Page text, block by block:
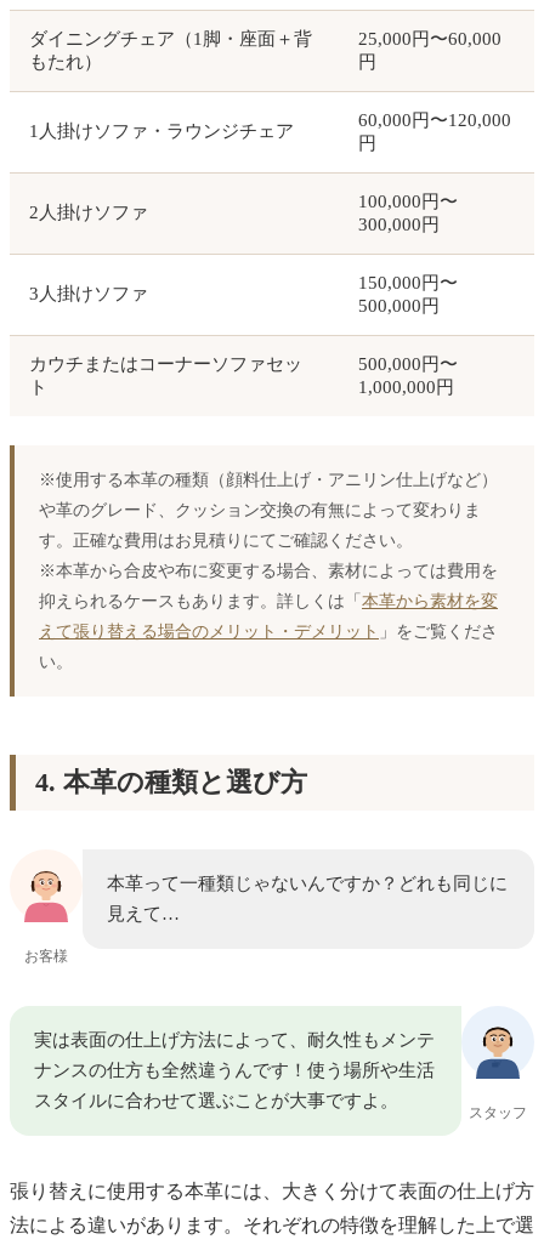
ダイニングチェア（1脚・座面＋背
もたれ）
25,000円〜60,000
円
1人掛けソファ・ラウンジチェア
60,000円〜120,000
円
2人掛けソファ
100,000円〜
300,000円
3人掛けソファ
150,000円〜
500,000円
カウチまたはコーナーソファセッ
ト
500,000円〜
1,000,000円
※使用する本革の種類（顔料仕上げ・アニリン仕上げなど）
や革のグレード、クッション交換の有無によって変わりま
す。正確な費用はお見積りにてご確認ください。
※本革から合皮や布に変更する場合、素材によっては費用を
抑えられるケースもあります。詳しくは「 本革から素材を変
えて張り替える場合のメリット・デメリット 」をご覧くださ
い。
4. 本革の種類と選び方
お客様
本革って一種類じゃないんですか？どれも同じに
見えて…
スタッフ
実は表面の仕上げ方法によって、耐久性もメンテ
ナンスの仕方も全然違うんです！使う場所や生活
スタイルに合わせて選ぶことが大事ですよ。
張り替えに使用する本革には、大きく分けて表面の仕上げ方
法による違いがあります。それぞれの特徴を理解した上で選